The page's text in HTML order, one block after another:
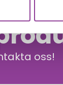
oss!